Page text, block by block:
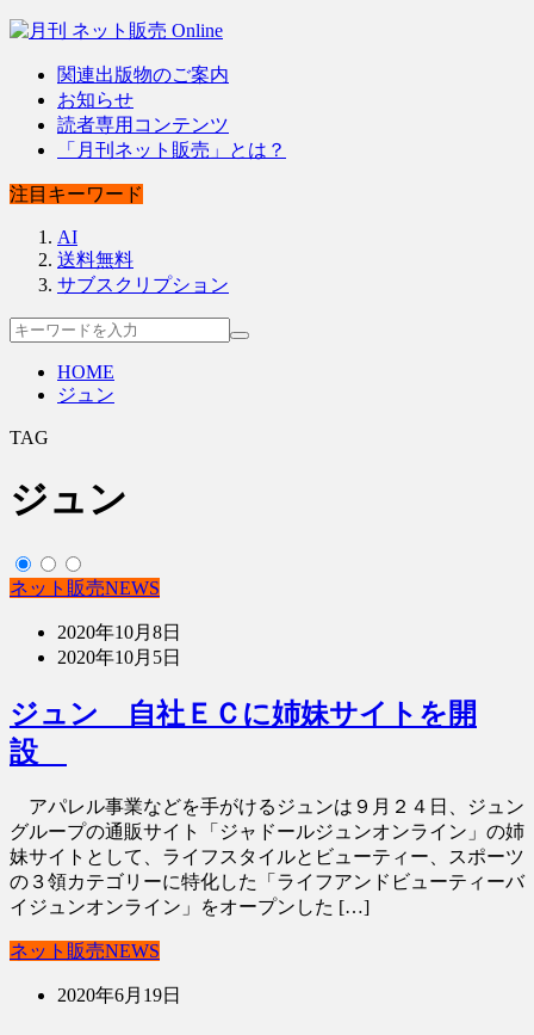
関連出版物のご案内
お知らせ
読者専用コンテンツ
「月刊ネット販売」とは？
注目キーワード
AI
送料無料
サブスクリプション
HOME
ジュン
TAG
ジュン
ネット販売NEWS
2020年10月8日
2020年10月5日
ジュン 自社ＥＣに姉妹サイトを開
設
アパレル事業などを手がけるジュンは９月２４日、ジュン
グループの通販サイト「ジャドールジュンオンライン」の姉
妹サイトとして、ライフスタイルとビューティー、スポーツ
の３領カテゴリーに特化した「ライフアンドビューティーバ
イジュンオンライン」をオープンした […]
ネット販売NEWS
2020年6月19日